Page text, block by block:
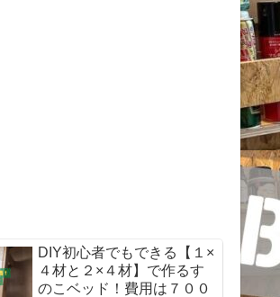
DIY初心者でもできる【１×
４材と２×４材】で作るす
のこベッド！費用は７００